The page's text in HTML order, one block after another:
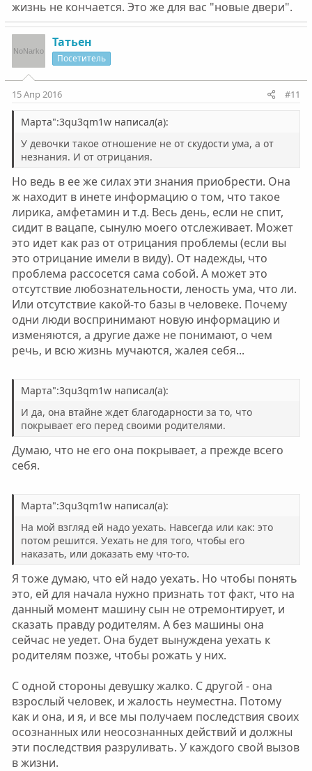
жизнь не кончается. Это же для вас "новые двери".
Татьен
Посетитель
15 Апр 2016 #11
Марта":3qu3qm1w написал(а):
У девочки такое отношение не от скудости ума, а от
незнания. И от отрицания.
Но ведь в ее же силах эти знания приобрести. Она
ж находит в инете информацию о том, что такое
лирика, амфетамин и т.д. Весь день, если не спит,
сидит в вацапе, сынулю моего отслеживает. Может
это идет как раз от отрицания проблемы (если вы
это отрицание имели в виду). От надежды, что
проблема рассосется сама собой. А может это
отсутствие любознательности, леность ума, что ли.
Или отсутствие какой-то базы в человеке. Почему
одни люди воспринимают новую информацию и
изменяются, а другие даже не понимают, о чем
речь, и всю жизнь мучаются, жалея себя...
Марта":3qu3qm1w написал(а):
И да, она втайне ждет благодарности за то, что
покрывает его перед своими родителями.
Думаю, что не его она покрывает, а прежде всего
себя.
Марта":3qu3qm1w написал(а):
На мой взгляд ей надо уехать. Навсегда или как: это
потом решится. Уехать не для того, чтобы его
наказать, или доказать ему что-то.
Я тоже думаю, что ей надо уехать. Но чтобы понять
это, ей для начала нужно признать тот факт, что на
данный момент машину сын не отремонтирует, и
сказать правду родителям. А без машины она
сейчас не уедет. Она будет вынуждена уехать к
родителям позже, чтобы рожать у них.
С одной стороны девушку жалко. С другой - она
взрослый человек, и жалость неуместна. Потому
как и она, и я, и все мы получаем последствия своих
осознанных или неосознанных действий и должны
эти последствия разруливать. У каждого свой вызов
в жизни.